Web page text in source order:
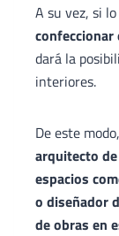
A su vez, si
dará la
interiores.
De este
arquitecto
espacios
o diseñador
de obras en